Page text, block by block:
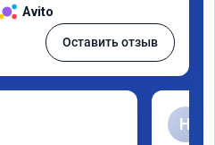
Avito
Оставить отзыв
Н